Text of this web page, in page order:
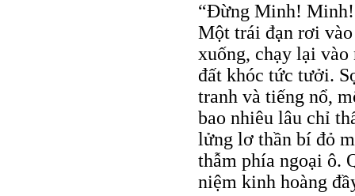
“Đừng Minh!
Một trái đạn rơi
xuống, chạy lại
đất khóc tức tưởi.
tranh và tiếng nổ,
bao nhiêu lâu chỉ
lửng lơ thần bí đỏ
thẫm phía ngoại ô.
niệm kinh hoàng